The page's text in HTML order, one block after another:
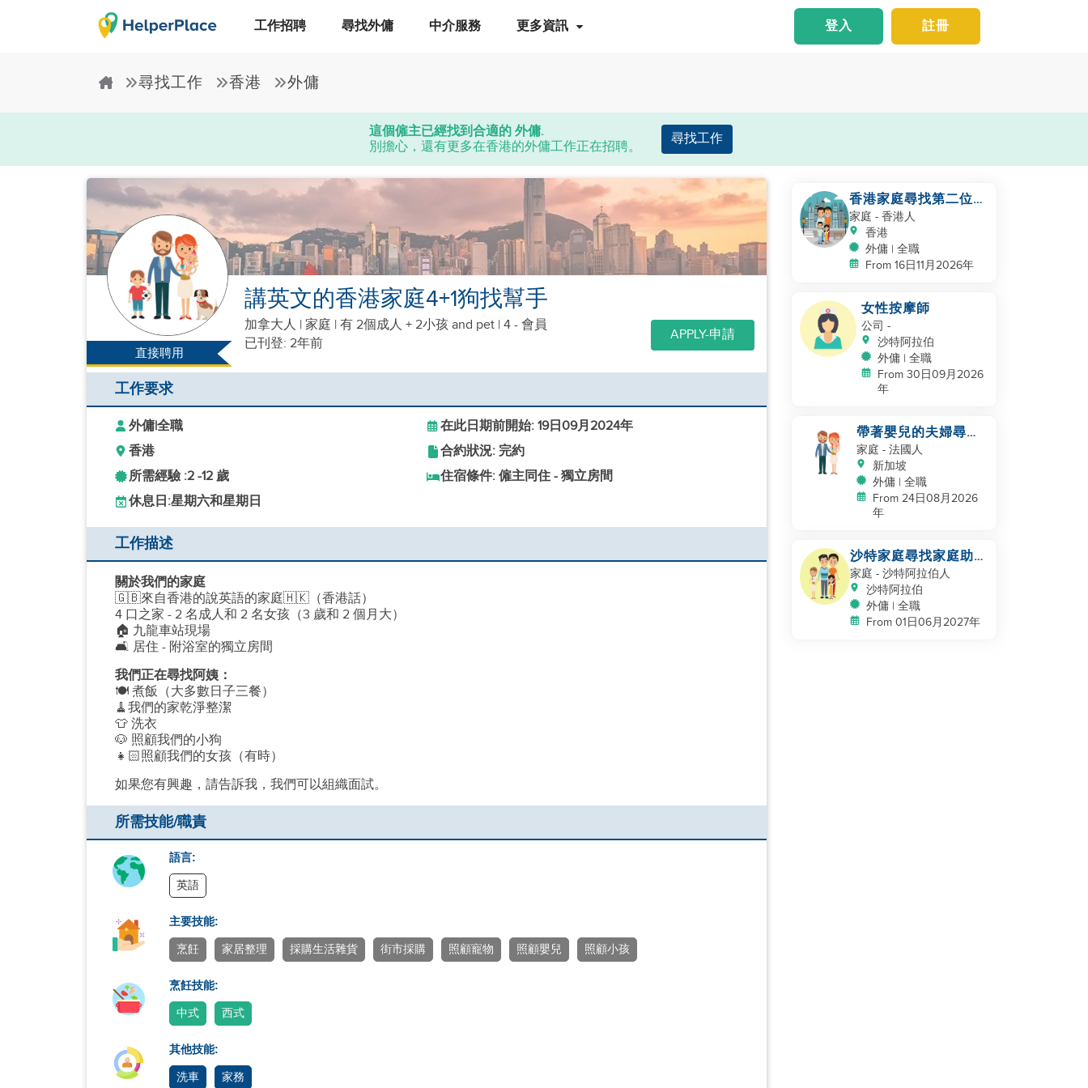
工作招聘 尋找外傭 中介服務 更多資訊 註冊
登入
尋找工作 香港 外傭
這個僱主已經找到合適的 外傭.
別擔心，還有更多在香港的外傭工作正在招聘。
尋找工作
直接聘用
講英文的香港家庭4+1狗找幫手
加拿大人 | 家庭 | 有 2個成人 + 2小孩 and pet | 4 - 會員
已刊登: 2年前
APPLY-申請
工作要求
外傭|全職
在此日期前開始: 19日09月2024年
香港
合約狀況: 完約
所需經驗 :2 -12 歲
住宿條件: 僱主同住 - 獨立房間
休息日:星期六和星期日
工作描述
關於我們的家庭
🇬🇧來自香港的說英語的家庭🇭🇰（香港話）
4 口之家 - 2 名成人和 2 名女孩（3 歲和 2 個月大）
🏠 九龍車站現場
🛋 居住 - 附浴室的獨立房間
我們正在尋找阿姨：
🍽 煮飯（大多數日子三餐）
🧹我們的家乾淨整潔
👕 洗衣
🐶 照顧我們的小狗
👧🏻照顧我們的女孩（有時）
如果您有興趣，請告訴我，我們可以組織面試。
所需技能/職責
語言:
英語
主要技能:
烹飪 家居整理 採購生活雜貨 街市採購 照顧寵物 照顧嬰兒 照顧小孩
烹飪技能:
中式 西式
其他技能:
洗車 家務
香港家庭尋找第二位幫
手照顧幼兒
家庭 - 香港人
香港
外傭 | 全職
From 16日11月2026年
女性按摩師
公司 -
沙特阿拉伯
外傭 | 全職
From 30日09月2026
年
帶著嬰兒的夫婦尋找
幫手
家庭 - 法國人
新加坡
外傭 | 全職
From 24日08月2026
年
沙特家庭尋找家庭助
理，保姆
家庭 - 沙特阿拉伯人
沙特阿拉伯
外傭 | 全職
From 01日06月2027年